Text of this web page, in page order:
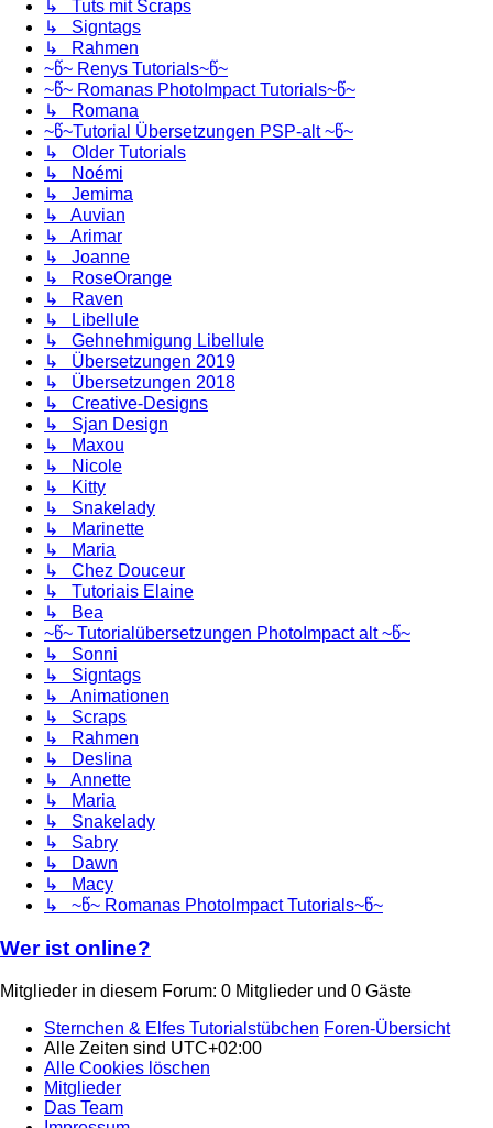
↳ Tuts mit Scraps
↳ Signtags
↳ Rahmen
~წ~ Renys Tutorials~წ~
~წ~ Romanas PhotoImpact Tutorials~წ~
↳ Romana
~წ~Tutorial Übersetzungen PSP-alt ~წ~
↳ Older Tutorials
↳ Noémi
↳ Jemima
↳ Auvian
↳ Arimar
↳ Joanne
↳ RoseOrange
↳ Raven
↳ Libellule
↳ Gehnehmigung Libellule
↳ Übersetzungen 2019
↳ Übersetzungen 2018
↳ Creative-Designs
↳ Sjan Design
↳ Maxou
↳ Nicole
↳ Kitty
↳ Snakelady
↳ Marinette
↳ Maria
↳ Chez Douceur
↳ Tutoriais Elaine
↳ Bea
~წ~ Tutorialübersetzungen PhotoImpact alt ~წ~
↳ Sonni
↳ Signtags
↳ Animationen
↳ Scraps
↳ Rahmen
↳ Deslina
↳ Annette
↳ Maria
↳ Snakelady
↳ Sabry
↳ Dawn
↳ Macy
↳ ~წ~ Romanas PhotoImpact Tutorials~წ~
Wer ist online?
Mitglieder in diesem Forum: 0 Mitglieder und 0 Gäste
Sternchen & Elfes Tutorialstübchen Foren-Übersicht
Alle Zeiten sind UTC+02:00
Alle Cookies löschen
Mitglieder
Das Team